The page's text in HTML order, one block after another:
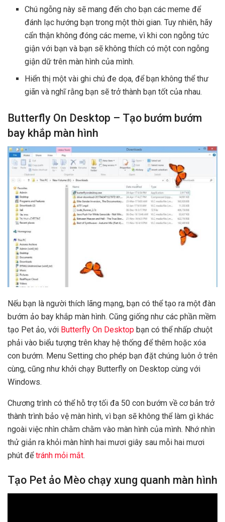
Chú ngỗng này sẽ mang đến cho bạn các meme để
đánh lạc hướng bạn trong một thời gian. Tuy nhiên, hãy
cẩn thận không đóng các meme, vì khi con ngỗng tức
giận với bạn và bạn sẽ không thích có một con ngỗng
giận dữ trên màn hình của mình.
Hiển thị một vài ghi chú đe dọa, để bạn không thể thư
giãn và nghĩ rằng bạn sẽ trở thành bạn tốt của nhau.
Butterfly On Desktop – Tạo bướm bướm
bay khắp màn hình
Nếu bạn là người thích lãng mạng, bạn có thể tạo ra một đàn
bướm ảo bay khắp màn hình. Cũng giống như các phần mềm
tạo Pet ảo, với Butterfly On Desktop bạn có thể nhấp chuột
phải vào biểu tượng trên khay hệ thống để thêm hoặc xóa
con bướm. Menu Setting cho phép bạn đặt chúng luôn ở trên
cùng, cũng như khởi chạy Butterfly on Desktop cùng với
Windows.
Chương trình có thể hỗ trợ tối đa 50 con bướm về cơ bản trở
thành trình bảo vệ màn hình, vì bạn sẽ không thể làm gì khác
ngoài việc nhìn chằm chằm vào màn hình của mình. Nhớ nhìn
thử giản ra khỏi màn hình hai mươi giây sau mỗi hai mươi
phút đểtránh mỏi mắt.
Tạo Pet ảo Mèo chạy xung quanh màn hình